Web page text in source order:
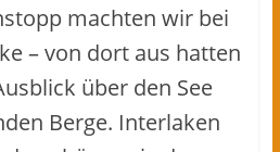
machten wir bei
– von dort aus hatten
über den See
Berge. Interlaken